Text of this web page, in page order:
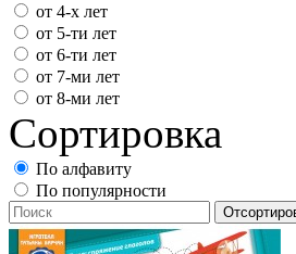
от 4-х лет
от 5-ти лет
от 6-ти лет
от 7-ми лет
от 8-ми лет
Сортировка
По алфавиту
По популярности